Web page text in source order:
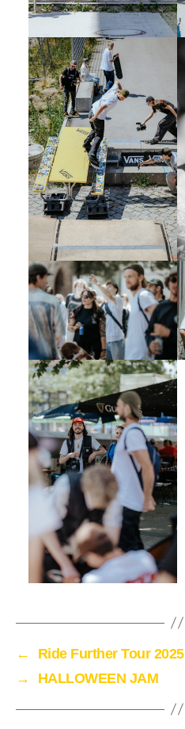
←
Ride Further Tour 2025
→
HALLOWEEN JAM